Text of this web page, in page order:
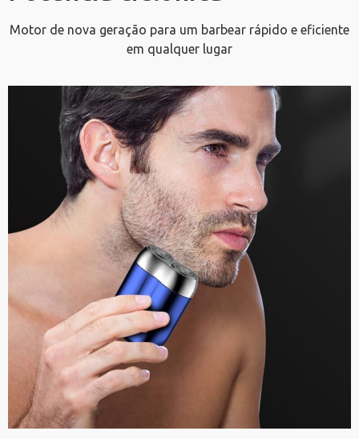
Motor de nova geração para um barbear rápido e eficiente
em qualquer lugar